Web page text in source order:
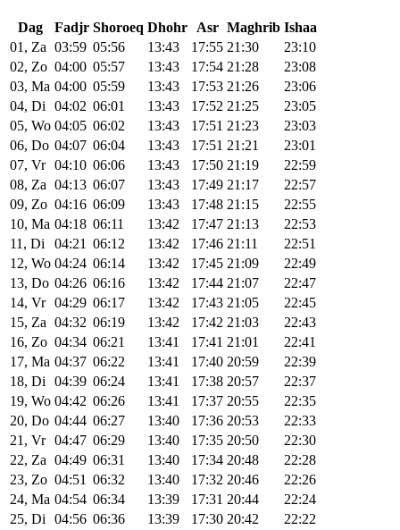
Dag Fadjr Shoroeq Dhohr Asr Maghrib Ishaa
01, Za 03:59 05:56 13:43 17:55 21:30
23:10
02, Zo 04:00 05:57 13:43 17:54 21:28
23:08
03, Ma 04:00 05:59 13:43 17:53 21:26
23:06
04, Di 04:02 06:01 13:43 17:52 21:25
23:05
05, Wo 04:05 06:02 13:43 17:51 21:23
23:03
06, Do 04:07 06:04 13:43 17:51 21:21
23:01
07, Vr 04:10 06:06 13:43 17:50 21:19
22:59
08, Za 04:13 06:07 13:43 17:49 21:17
22:57
09, Zo 04:16 06:09 13:43 17:48 21:15
22:55
10, Ma 04:18 06:11 13:42 17:47 21:13
22:53
11, Di
04:21 06:12 13:42 17:46 21:11
22:51
12, Wo 04:24 06:14 13:42 17:45 21:09
22:49
13, Do 04:26 06:16 13:42 17:44 21:07
22:47
14, Vr 04:29 06:17 13:42 17:43 21:05
22:45
15, Za 04:32 06:19 13:42 17:42 21:03
22:43
16, Zo 04:34 06:21 13:41 17:41 21:01
22:41
17, Ma 04:37 06:22 13:41 17:40 20:59
22:39
18, Di 04:39 06:24 13:41 17:38 20:57
22:37
19, Wo 04:42 06:26 13:41 17:37 20:55
22:35
20, Do 04:44 06:27 13:40 17:36 20:53
22:33
21, Vr 04:47 06:29 13:40 17:35 20:50
22:30
22, Za 04:49 06:31 13:40 17:34 20:48
22:28
23, Zo 04:51 06:32 13:40 17:32 20:46
22:26
24, Ma 04:54 06:34 13:39 17:31 20:44
22:24
25, Di 04:56 06:36 13:39 17:30 20:42
22:22